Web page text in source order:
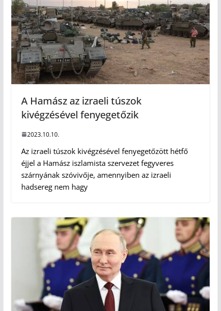
A Hamász az izraeli túszok
kivégzésével fenyegetőzik
2023.10.10.
Az izraeli túszok kivégzésével fenyegetőzött hétfő
éjjel a Hamász iszlamista szervezet fegyveres
szárnyának szóvivője, amennyiben az izraeli
hadsereg nem hagy